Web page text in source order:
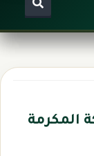
المكرمة